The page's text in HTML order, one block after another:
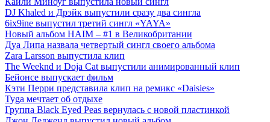
DJ Khaled и Дрэйк выпустили сразу два сингла
6ix9ine выпустил третий сингл «YAYA»
Новый альбом HAIM – #1 в Великобритании
Дуа Липа назвала четвертый сингл своего альбома
Zara Larsson выпустила клип
The Weeknd и Doja Cat выпустили анимированный клип
Бейонсе выпускает фильм
Кэти Перри представила клип на ремикс «Daisies»
Tyga мечтает об отдыхе
Группа Black Eyed Peas вернулась с новой пластинкой